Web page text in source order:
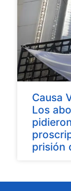
Causa
Los
prisión